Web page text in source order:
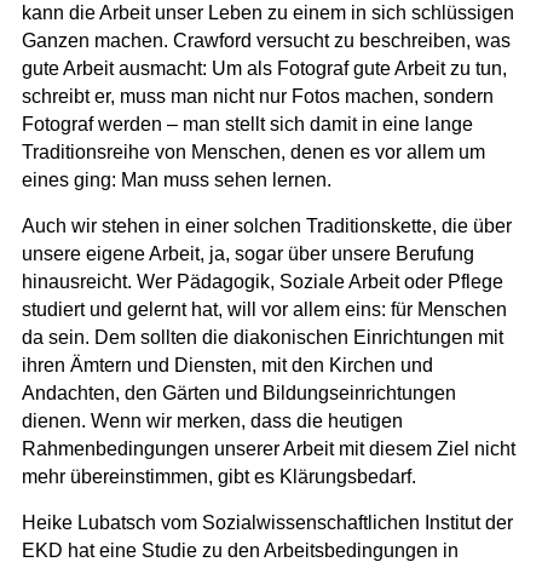
kann die Arbeit unser Leben zu einem in sich schlüssigen
Ganzen machen. Crawford versucht zu beschreiben, was
gute Arbeit ausmacht: Um als Fotograf gute Arbeit zu tun,
schreibt er, muss man nicht nur Fotos machen, sondern
Fotograf werden – man stellt sich damit in eine lange
Traditionsreihe von Menschen, denen es vor allem um
eines ging: Man muss sehen lernen.
Auch wir stehen in einer solchen Traditionskette, die über
unsere eigene Arbeit, ja, sogar über unsere Berufung
hinausreicht. Wer Pädagogik, Soziale Arbeit oder Pflege
studiert und gelernt hat, will vor allem eins: für Menschen
da sein. Dem sollten die diakonischen Einrichtungen mit
ihren Ämtern und Diensten, mit den Kirchen und
Andachten, den Gärten und Bildungseinrichtungen
dienen. Wenn wir merken, dass die heutigen
Rahmenbedingungen unserer Arbeit mit diesem Ziel nicht
mehr übereinstimmen, gibt es Klärungsbedarf.
Heike Lubatsch vom Sozialwissenschaftlichen Institut der
EKD hat eine Studie zu den Arbeitsbedingungen in